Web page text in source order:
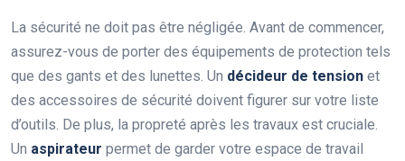
La sécurité ne doit pas être négligée. Avant de commencer,
assurez-vous de porter des équipements de protection tels
que des gants et des lunettes. Un décideur de tension et
des accessoires de sécurité doivent figurer sur votre liste
d’outils. De plus, la propreté après les travaux est cruciale.
Un aspirateur permet de garder votre espace de travail